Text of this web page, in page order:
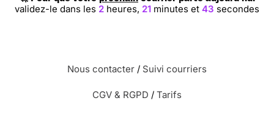
validez-le dans les 2 heures, 21 minutes et 43 secondes
Nous contacter / Suivi courriers
CGV & RGPD / Tarifs